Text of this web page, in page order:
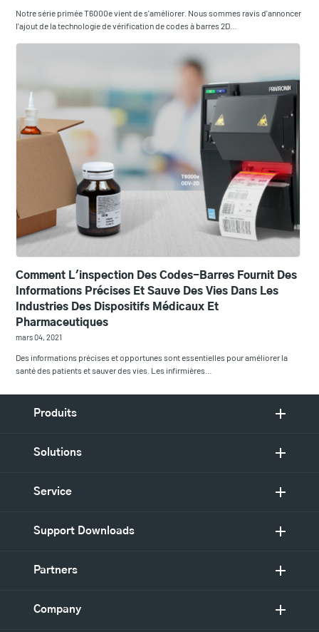
Notre série primée T6000e vient de s'améliorer. Nous sommes ravis d'annoncer
l'ajout de la technologie de vérification de codes à barres 2D…
Comment L'inspection Des Codes-Barres Fournit Des
Informations Précises Et Sauve Des Vies Dans Les
Industries Des Dispositifs Médicaux Et
Pharmaceutiques
mars 04, 2021
Des informations précises et opportunes sont essentielles pour améliorer la
santé des patients et sauver des vies. Les infirmières…
Produits
Solutions
Service
Support Downloads
Partners
Company